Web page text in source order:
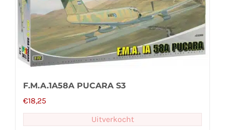
F.M.A.1A58A PUCARA S3
€18,25
Uitverkocht